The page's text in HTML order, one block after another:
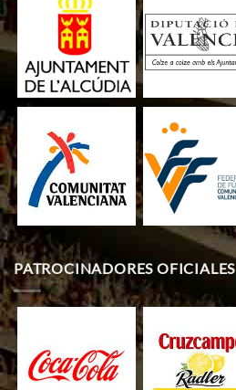
PATROCINADORES OFICIALES